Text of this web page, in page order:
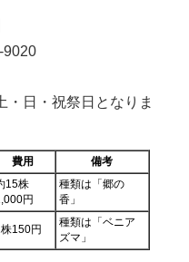
日・祝祭日となりま
費用 備考
15株
円
種類は「郷の
香」
150円
種類は「ベニア
ズマ」